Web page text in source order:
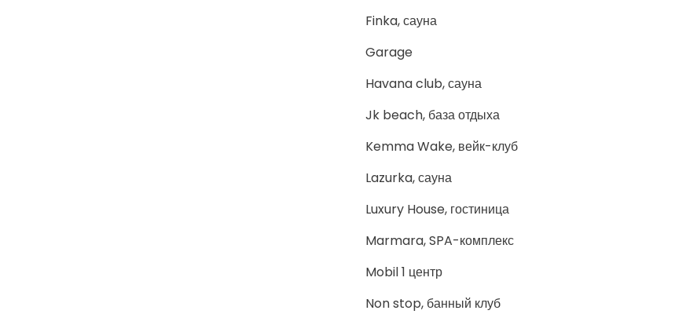
Finka, сауна
Garage
Havana club, сауна
Jk beach, база отдыха
Kemma Wake, вейк-клуб
Lazurka, сауна
Luxury House, гостиница
Marmara, SPA-комплекс
Mobil 1 центр
Non stop, банный клуб